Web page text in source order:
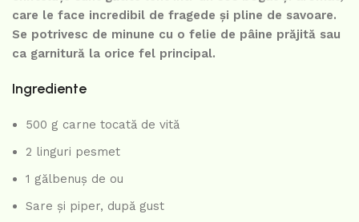
care le face incredibil de fragede și pline de savoare.
Se potrivesc de minune cu o felie de pâine prăjită sau
ca garnitură la orice fel principal.
Ingrediente
500 g carne tocată de vită
2 linguri pesmet
1 gălbenuș de ou
Sare și piper, după gust